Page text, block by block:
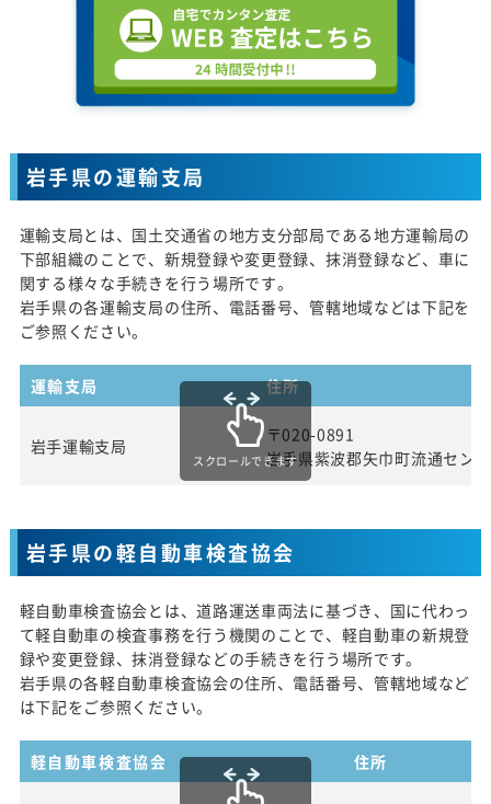
岩手県の運輸支局
運輸支局とは、国土交通省の地方支分部局である地方運輸局の
下部組織のことで、新規登録や変更登録、抹消登録など、車に
関する様々な手続きを行う場所です。
岩手県の各運輸支局の住所、電話番号、管轄地域などは下記を
ご参照ください。
運輸支局 住所
岩手運輸支局
〒020-0891
岩手県紫波郡矢巾町流通セン
スクロールできます
岩手県の軽自動車検査協会
軽自動車検査協会とは、道路運送車両法に基づき、国に代わっ
て軽自動車の検査事務を行う機関のことで、軽自動車の新規登
録や変更登録、抹消登録などの手続きを行う場所です。
岩手県の各軽自動車検査協会の住所、電話番号、管轄地域など
は下記をご参照ください。
軽自動車検査協会 住所